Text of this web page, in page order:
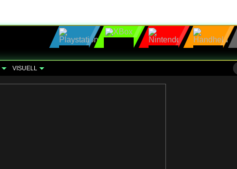
VISUELL